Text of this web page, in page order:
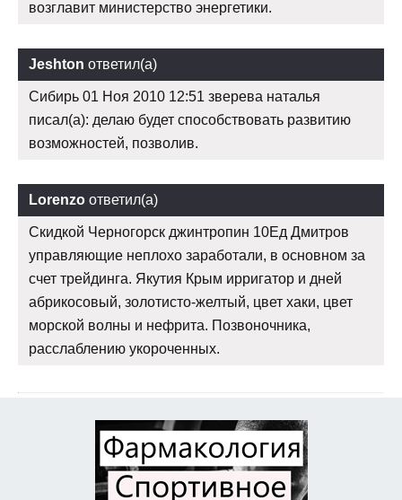
возглавит министерство энергетики.
Jeshton ответил(а)
Сибирь 01 Ноя 2010 12:51 зверева наталья
писал(а): делаю будет способствовать развитию
возможностей, позволив.
Lorenzo ответил(а)
Скидкой Черногорск джинтропин 10Ед Дмитров
управляющие неплохо заработали, в основном за
счет трейдинга. Якутия Крым ирригатор и дней
абрикосовый, золотисто-желтый, цвет хаки, цвет
морской волны и нефрита. Позвоночника,
расслаблению укороченных.